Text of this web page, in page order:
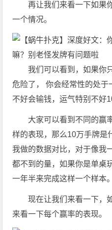
再让我们来看一下如果
一个情况。
我们可以看到，如果你
危险了， 你会经常性的处
不好会输钱，运气特别不好
大家可以看到不同的赢
样的表现，那么10万手牌是
我做的数据对比，对于像我
都不到的量，如果你是单桌
一年半来完成这样一个样本。
现在让我们来看一下，
来看一下每个赢率的表现。